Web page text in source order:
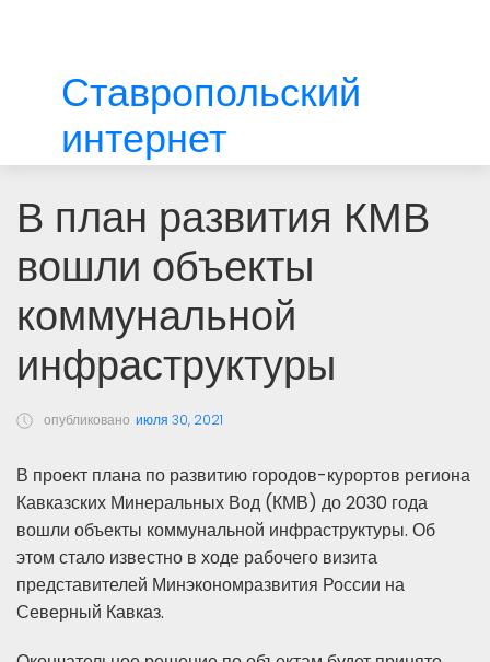
Ставропольский
интернет
В план развития КМВ
вошли объекты
коммунальной
инфраструктуры
опубликовано июля 30, 2021
В проект плана по развитию городов-курортов региона
Кавказских Минеральных Вод (КМВ) до 2030 года
вошли объекты коммунальной инфраструктуры. Об
этом стало известно в ходе рабочего визита
представителей Минэкономразвития России на
Северный Кавказ.